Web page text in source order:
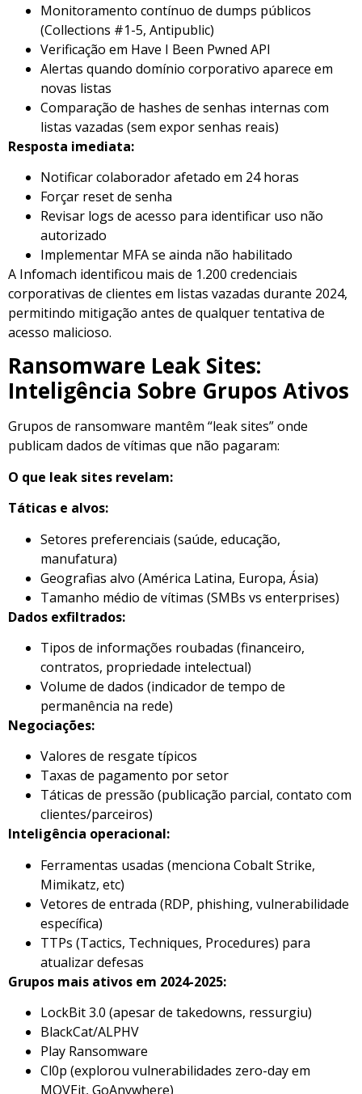
Monitoramento contínuo de dumps públicos
(Collections #1-5, Antipublic)
Verificação em Have I Been Pwned API
Alertas quando domínio corporativo aparece em
novas listas
Comparação de hashes de senhas internas com
listas vazadas (sem expor senhas reais)
Resposta imediata:
Notificar colaborador afetado em 24 horas
Forçar reset de senha
Revisar logs de acesso para identificar uso não
autorizado
Implementar MFA se ainda não habilitado
A Infomach identificou mais de 1.200 credenciais
corporativas de clientes em listas vazadas durante 2024,
permitindo mitigação antes de qualquer tentativa de
acesso malicioso.
Ransomware Leak Sites:
Inteligência Sobre Grupos Ativos
Grupos de ransomware mantêm “leak sites” onde
publicam dados de vítimas que não pagaram:
O que leak sites revelam:
Táticas e alvos:
Setores preferenciais (saúde, educação,
manufatura)
Geografias alvo (América Latina, Europa, Ásia)
Tamanho médio de vítimas (SMBs vs enterprises)
Dados exfiltrados:
Tipos de informações roubadas (financeiro,
contratos, propriedade intelectual)
Volume de dados (indicador de tempo de
permanência na rede)
Negociações:
Valores de resgate típicos
Taxas de pagamento por setor
Táticas de pressão (publicação parcial, contato com
clientes/parceiros)
Inteligência operacional:
Ferramentas usadas (menciona Cobalt Strike,
Mimikatz, etc)
Vetores de entrada (RDP, phishing, vulnerabilidade
específica)
TTPs (Tactics, Techniques, Procedures) para
atualizar defesas
Grupos mais ativos em 2024-2025:
LockBit 3.0 (apesar de takedowns, ressurgiu)
BlackCat/ALPHV
Play Ransomware
Cl0p (explorou vulnerabilidades zero-day em
MOVEit, GoAnywhere)